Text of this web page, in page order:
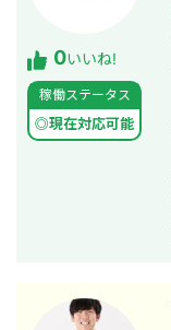
0いいね!
稼働ステータス
◎現在対応可能